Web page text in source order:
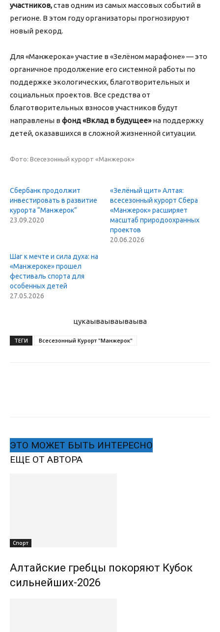
участников,став одним из самых массовых событий в
регионе. В этом году организаторы прогнозируют
новый рекорд.
Для «Манжерока» участие в «Зелёном марафоне» — это
органичное продолжение его системной работы по
поддержке экологических, благотворительных и
социальных проектов. Все средства от
благотворительных взносов участников будут
направлены в фонд «Вклад в будущее»на поддержку
детей, оказавшихся в сложной жизненной ситуации.
Фото: Всесезонный курорт «Манжерок»
Сбербанк продолжит
инвестировать в развитие
курорта “Манжерок”
23.09.2020
«Зелёный щит» Алтая:
всесезонный курорт Сбера
«Манжерок» расширяет
масштаб природоохранных
проектов
20.06.2026
Шаг к мечте и сила духа: на
«Манжероке» прошел
фестиваль спорта для
особенных детей
27.05.2026
цукаываываываыва
ТЕГИ Всесезонный Курорт "Манжерок"
ЭТО МОЖЕТ БЫТЬ ИНТЕРЕСНО
ЕЩЕ ОТ АВТОРА
Спорт
Алтайские гребцы покоряют Кубок
сильнейших-2026